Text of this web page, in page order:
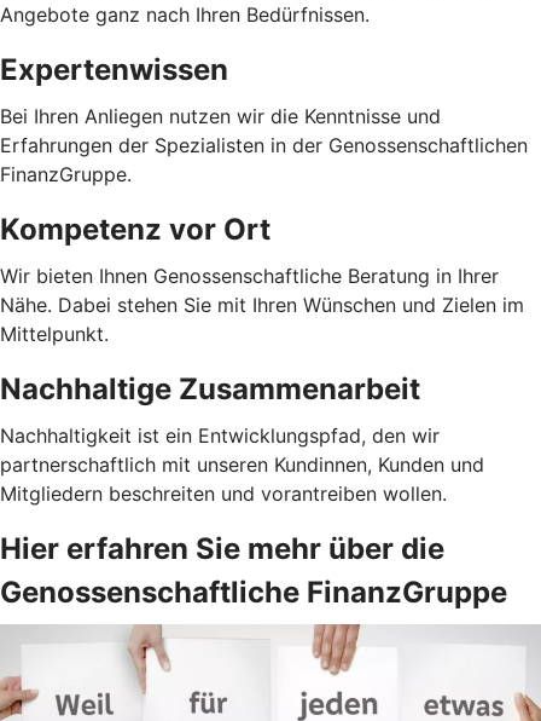
Angebote ganz nach Ihren Bedürfnissen.
Expertenwissen
Bei Ihren Anliegen nutzen wir die Kenntnisse und
Erfahrungen der Spezialisten in der Genossenschaftlichen
FinanzGruppe.
Kompetenz vor Ort
Wir bieten Ihnen Genossenschaftliche Beratung in Ihrer
Nähe. Dabei stehen Sie mit Ihren Wünschen und Zielen im
Mittelpunkt.
Nachhaltige Zusammenarbeit
Nachhaltigkeit ist ein Entwicklungspfad, den wir
partnerschaftlich mit unseren Kundinnen, Kunden und
Mitgliedern beschreiten und vorantreiben wollen.
Hier erfahren Sie mehr über die
Genossenschaftliche FinanzGruppe